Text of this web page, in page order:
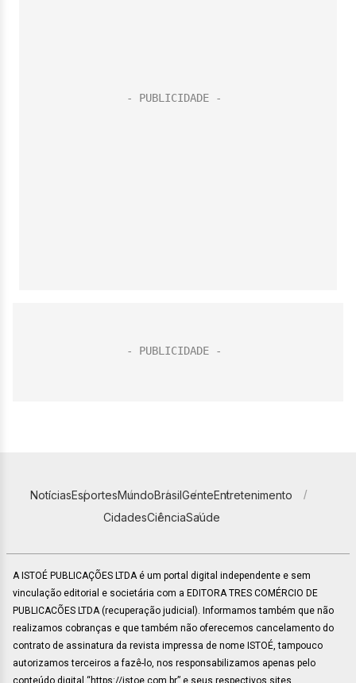
NotíciasEsportesMundoBrasilGenteEntretenimento
CidadesCiênciaSaúde
A ISTOÉ PUBLICAÇÕES LTDA é um portal digital independente e sem
vinculação editorial e societária com a EDITORA TRES COMÉRCIO DE
PUBLICACÕES LTDA (recuperação judicial). Informamos também que não
realizamos cobranças e que também não oferecemos cancelamento do
contrato de assinatura da revista impressa de nome ISTOÉ, tampouco
autorizamos terceiros a fazê-lo, nos responsabilizamos apenas pelo
conteúdo digital “https://istoe.com.br” e seus respectivos sites.